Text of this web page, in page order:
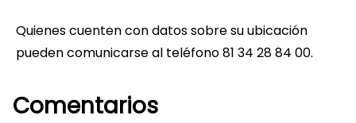
Quienes cuenten con datos sobre su ubicación
pueden comunicarse al teléfono 81 34 28 84 00.
Comentarios